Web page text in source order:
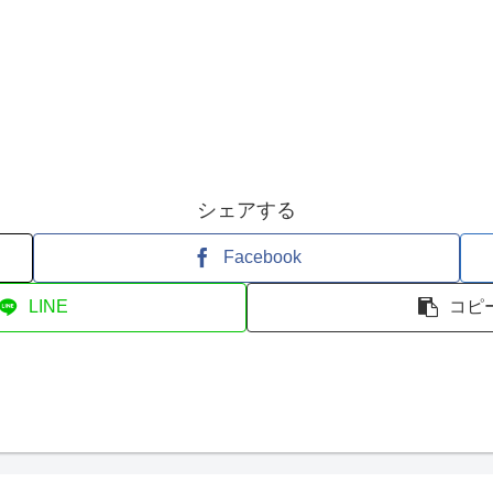
シェアする
Facebook
LINE コピ